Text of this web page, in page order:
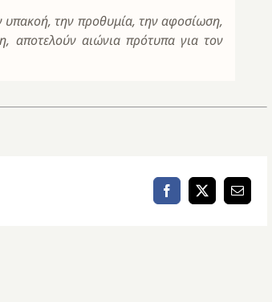
υπακοή, την προθυμία, την αφοσίωση,
αποτελούν αιώνια πρότυπα για τον
Facebook
X Email